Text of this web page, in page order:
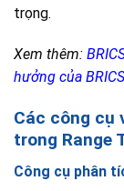
trọng.
Xem thêm:
hưởng của BRICS
Các công cụ
trong Range
Công cụ phân